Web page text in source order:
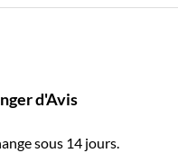
d'Avis
sous 14 jours.